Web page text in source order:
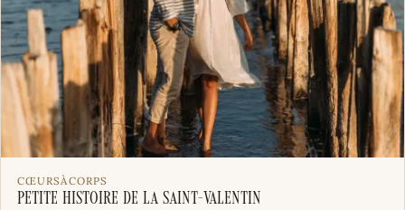
CŒURSÀCORPS
Petite histoire de la Saint-Valentin